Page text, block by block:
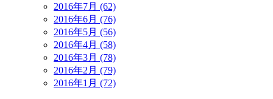
2016年7月 (62)
2016年6月 (76)
2016年5月 (56)
2016年4月 (58)
2016年3月 (78)
2016年2月 (79)
2016年1月 (72)